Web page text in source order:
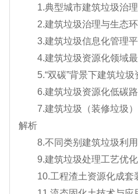
1.典型城市建筑垃圾治
2.建筑垃圾治理与生态
3.建筑垃圾信息化管理
4.建筑垃圾资源化领域
5.“双碳”背景下建筑垃
6.建筑垃圾资源化低碳
7.建筑垃圾（装修垃圾
解析
8.不同类别建筑垃圾利
9.建筑垃圾处理工艺优
10.工程渣土资源化成套